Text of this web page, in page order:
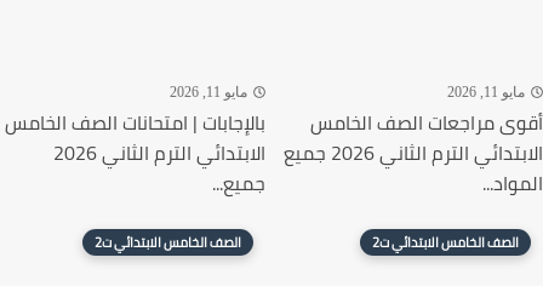
11, 2026
مراجعات الصف الخامس
الابتدائي الترم الثاني 2026 جميع
مايو 11, 2026
بالإجابات | امتحانات الصف الخامس
الابتدائي الترم الثاني 2026
جميع...
الصف الخامس الابتدائي ت2 الصف الخامس الابتدائي ت2